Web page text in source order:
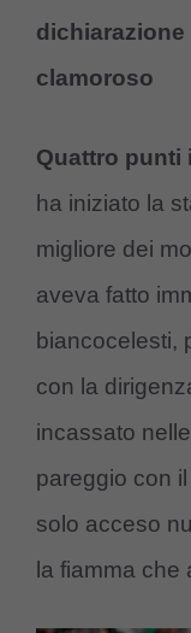
dichiarazione
clamoroso
Quattro punti
ha iniziato la
migliore dei
aveva fatto
biancocelesti,
con la
incassato
pareggio con
solo acceso
la fiamma che